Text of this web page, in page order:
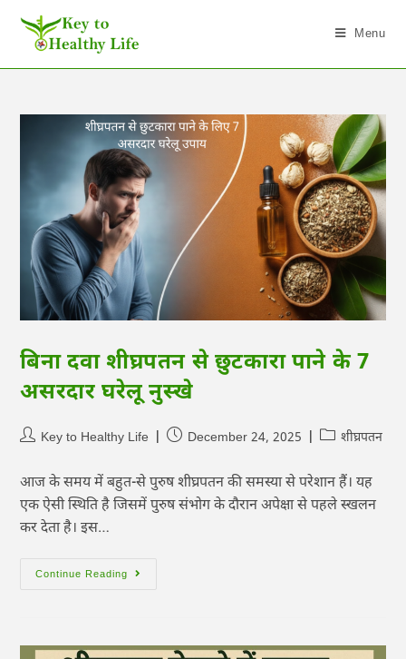
Menu
बिना दवा शीघ्रपतन से छुटकारा पाने के 7
असरदार घरेलू नुस्खे
Key to Healthy Life December 24, 2025 शीघ्रपतन
आज के समय में बहुत-से पुरुष शीघ्रपतन की समस्या से परेशान हैं। यह
एक ऐसी स्थिति है जिसमें पुरुष संभोग के दौरान अपेक्षा से पहले स्खलन
कर देता है। इस…
Continue Reading